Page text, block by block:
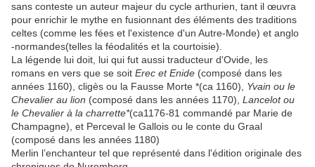
sans conteste un auteur majeur du cycle arthurien, tant il œuvra
pour enrichir le mythe en fusionnant des éléments des traditions
celtes (comme les fées et l'existence d'un Autre-Monde) et anglo
-normandes(telles la féodalités et la courtoisie).
La légende lui doit, lui qui fut aussi traducteur d'Ovide, les
romans en vers que se soit Erec et Enide (composé dans les
années 1160), cligès ou la Fausse Morte *(ca 1160), Yvain ou le
Chevalier au lion (composé dans les années 1170), Lancelot ou
le Chevalier à la charrette*(ca1176-81 commandé par Marie de
Champagne), et Perceval le Gallois ou le conte du Graal
(composé dans les années 1180)
Merlin l’enchanteur tel que représenté dans l'édition originale des